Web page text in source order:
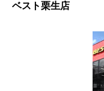
ベスト栗生店